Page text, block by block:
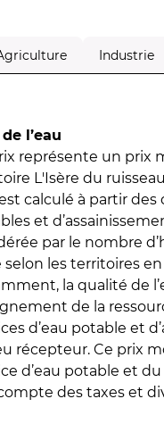
Industrie
l’eau
représente un prix
L'Isère du
calculé à partir des
et
par le nombre
selon les territoires
la qualité de
de la
d’eau potable et
récepteur. Ce prix
d’eau potable et
des taxes et